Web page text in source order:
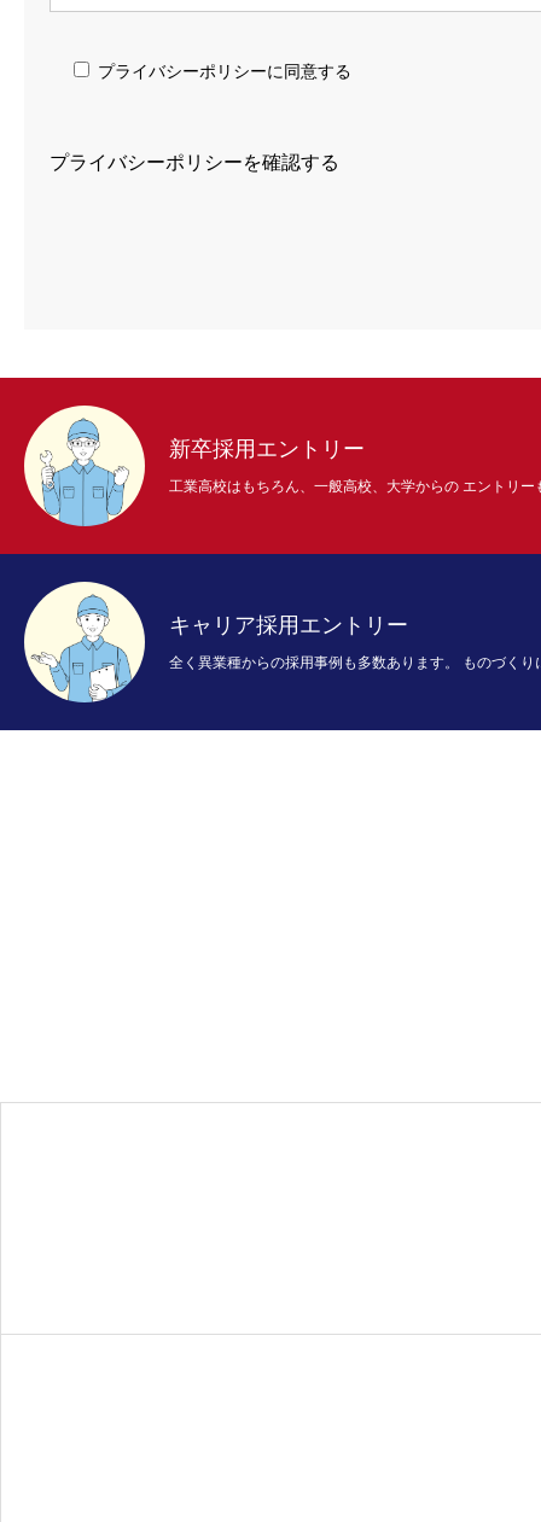
プライバシーポリシーに同意する
プライバシーポリシーを確認する
新卒採用エントリー
工業高校はもちろん、一般高校、大学からの エントリ
キャリア採用エントリー
全く異業種からの採用事例も多数あります。 ものづく